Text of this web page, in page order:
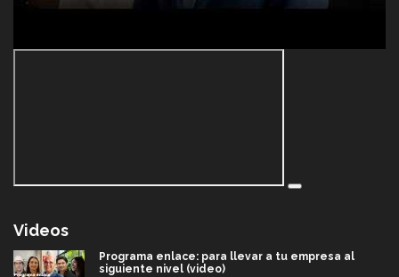
Videos
Programa enlace: para llevar a tu empresa al
siguiente nivel (video)